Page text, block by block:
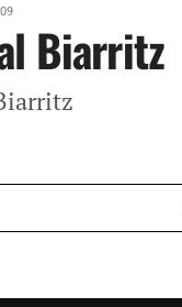
Biarritz